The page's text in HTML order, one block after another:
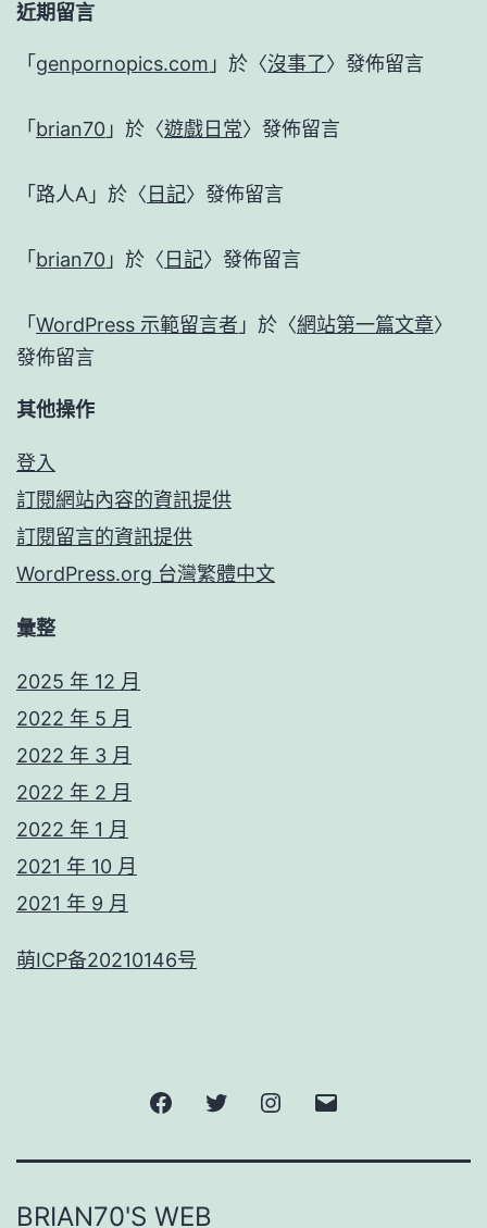
近期留言
「 genpornopics.com 」於〈沒事了〉發佈留言
「 brian70 」於〈遊戲日常〉發佈留言
「 路人A 」於〈 日記〉發佈留言
「 brian70 」於〈 日記〉發佈留言
「 WordPress 示範留言者 」於〈網站第一篇文章〉
發佈留言
其他操作
登入
訂閱網站內容的資訊提供
訂閱留言的資訊提供
WordPress.org 台灣繁體中文
彙整
2025 年 12 月
2022 年 5 月
2022 年 3 月
2022 年 2 月
2022 年 1 月
2021 年 10 月
2021 年 9 月
萌ICP备20210146号
FacebookTwitter Instagram
BRIAN70'S WEB